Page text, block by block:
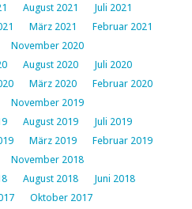
August 2021
Juli 2021
März 2021
Februar 2021
November 2020
August 2020
Juli 2020
März 2020
Februar 2020
November 2019
August 2019
Juli 2019
März 2019
Februar 2019
November 2018
August 2018
Juni 2018
Oktober 2017